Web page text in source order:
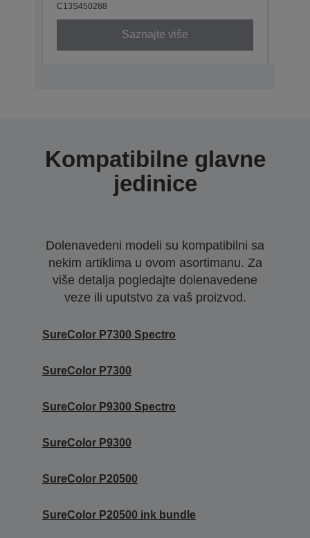
C13S450288
Saznajte više
Kompatibilne glavne
jedinice
Dolenavedeni modeli su kompatibilni sa
nekim artiklima u ovom asortimanu. Za
više detalja pogledajte dolenavedene
veze ili uputstvo za vaš proizvod.
SureColor P7300 Spectro
SureColor P7300
SureColor P9300 Spectro
SureColor P9300
SureColor P20500
SureColor P20500 ink bundle